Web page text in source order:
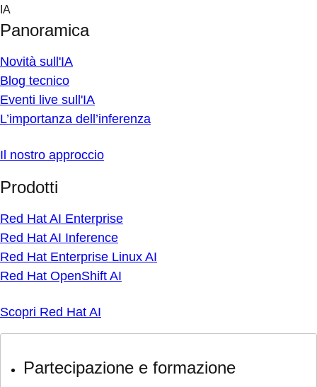
Skip
content
IA
Panoramica
Novità sull'IA
Blog tecnico
Eventi live sull'IA
L’importanza dell’inferenza
Il nostro approccio
Prodotti
Red Hat AI Enterprise
Red Hat AI Inference
Red Hat Enterprise Linux AI
Red Hat OpenShift AI
Scopri Red Hat AI
Partecipazione e formazione